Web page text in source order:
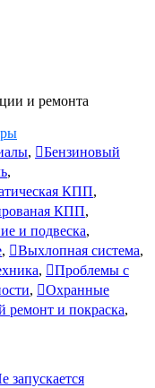
и ремонта
,
Бензиновый
,
КПП,
КПП,
и подвеска,
, Выхлопная система,
,
Проблемы с
,
Охранные
ремонт и покраска,
запускается